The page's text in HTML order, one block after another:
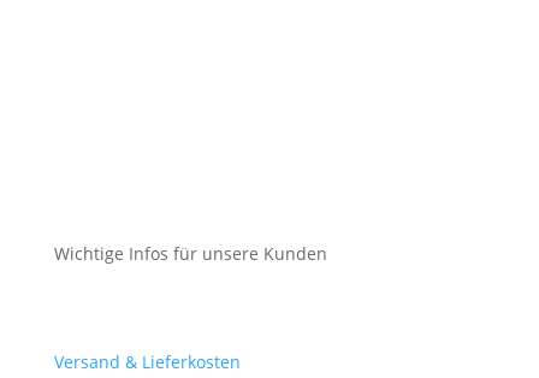
Wichtige Infos für unsere Kunden
Versand & Lieferkosten